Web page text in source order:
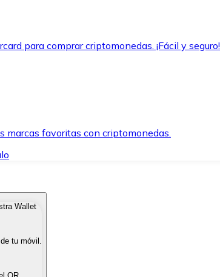
para comprar criptomonedas. ¡Fácil y seguro!
marcas favoritas con criptomonedas.
métodos de pago.
rápida y segura.
Wallet
tu móvil.